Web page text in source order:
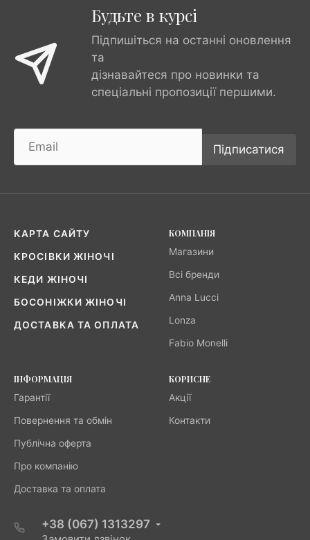
Будьте в курсі
Підпишіться на останні оновлення
та
дізнавайтеся про новинки та
спеціальні пропозиції першими.
Підписатися
КАРТА САЙТУ
КРОСІВКИ ЖІНОЧІ
КЕДИ ЖІНОЧІ
БОСОНІЖКИ ЖІНОЧІ
ДОСТАВКА ТА ОПЛАТА
КОМПАНІЯ
Магазини
Всі бренди
Anna Lucci
Lonza
Fabio Monelli
ІНФОРМАЦІЯ
Гарантії
Повернення та обмін
Публічна оферта
Про компанію
Доставка та оплата
КОРИСНЕ
Акції
Контакти
+38 (067) 1313297